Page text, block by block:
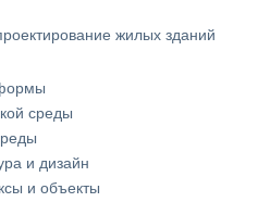
жилых зданий
среды
и дизайн
и объекты